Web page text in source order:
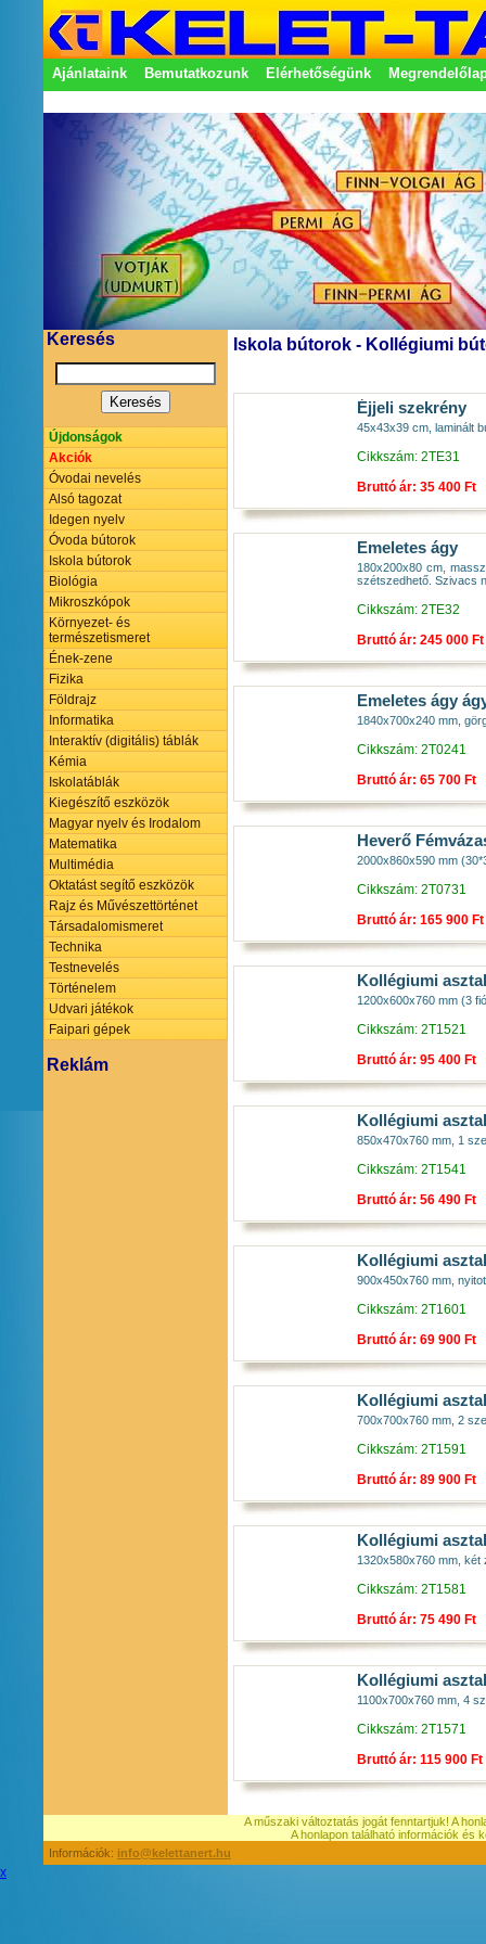
Ajánlataink Bemutatkozunk Elérhetőségünk
Keresés
Újdonságok
Akciók
Óvodai nevelés
Alsó tagozat
Idegen nyelv
Óvoda bútorok
Iskola bútorok
Biológia
Mikroszkópok
Környezet- és
természetismeret
Ének-zene
Fizika
Földrajz
Informatika
Interaktív (digitális) táblák
Kémia
Iskolatáblák
Kiegészítő eszközök
Magyar nyelv és Irodalom
Matematika
Multimédia
Oktatást segítő eszközök
Rajz és Művészettörténet
Társadalomismeret
Technika
Testnevelés
Történelem
Udvari játékok
Faipari gépek
Reklám
Iskola bútorok - Kollégiumi
Éjjeli szekrény
45x43x39 cm, laminált
Cikkszám: 2TE31
Bruttó ár: 35 400 Ft
Emeletes ágy
180x200x80 cm,
szétszedhető. Szivacs
Cikkszám: 2TE32
Bruttó ár: 245 000 Ft
Emeletes ágy
1840x700x240 mm,
Cikkszám: 2T0241
Bruttó ár: 65 700 Ft
Heverő
2000x860x590 mm
Cikkszám: 2T0731
Bruttó ár: 165 900 Ft
Kollégiumi asztal
1200x600x760 mm (3
Cikkszám: 2T1521
Bruttó ár: 95 400 Ft
Kollégiumi asztal
850x470x760 mm, 1
Cikkszám: 2T1541
Bruttó ár: 56 490 Ft
Kollégiumi asztal
900x450x760 mm,
Cikkszám: 2T1601
Bruttó ár: 69 900 Ft
Kollégiumi asztal
700x700x760 mm, 2
Cikkszám: 2T1591
Bruttó ár: 89 900 Ft
Kollégiumi asztal
1320x580x760 mm,
Cikkszám: 2T1581
Bruttó ár: 75 490 Ft
Kollégiumi asztal
1100x700x760 mm, 4
Cikkszám: 2T1571
Bruttó ár: 115 900 Ft
A műszaki változtatás jogát fenntartjuk! A
A honlapon található információk és
Információk: info@kelettanert.hu
x